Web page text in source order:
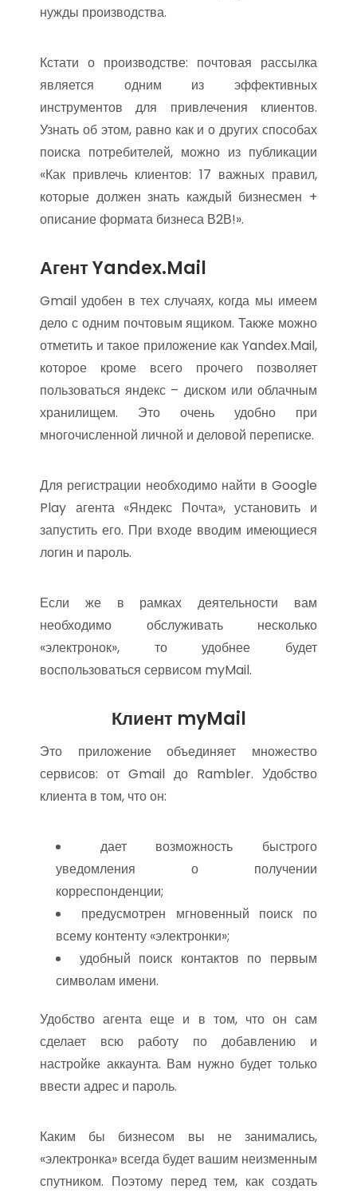
нужды производства.
Кстати о производстве: почтовая рассылка
является одним из эффективных
инструментов для привлечения клиентов.
Узнать об этом, равно как и о других способах
поиска потребителей, можно из публикации
«Как привлечь клиентов: 17 важных правил,
которые должен знать каждый бизнесмен +
описание формата бизнеса В2В!».
Агент Yandex.Mail
Gmail удобен в тех случаях, когда мы имеем
дело с одним почтовым ящиком. Также можно
отметить и такое приложение как Yandex.Mail,
которое кроме всего прочего позволяет
пользоваться яндекс – диском или облачным
хранилищем. Это очень удобно при
многочисленной личной и деловой переписке.
Для регистрации необходимо найти в Google
Play агента «Яндекс Почта», установить и
запустить его. При входе вводим имеющиеся
логин и пароль.
Если же в рамках деятельности вам
необходимо обслуживать несколько
«электронок», то удобнее будет
воспользоваться сервисом myMail.
Клиент myMail
Это приложение объединяет множество
сервисов: от Gmail до Rambler. Удобство
клиента в том, что он:
дает возможность быстрого
уведомления о получении
корреспонденции;
предусмотрен мгновенный поиск по
всему контенту «электронки»;
удобный поиск контактов по первым
символам имени.
Удобство агента еще и в том, что он сам
сделает всю работу по добавлению и
настройке аккаунта. Вам нужно будет только
ввести адрес и пароль.
Каким бы бизнесом вы не занимались,
«электронка» всегда будет вашим неизменным
спутником. Поэтому перед тем, как создать